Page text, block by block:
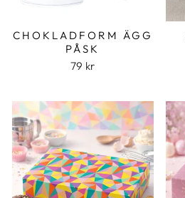
CHOKLADFORM ÄGG
PÅSK
79 kr